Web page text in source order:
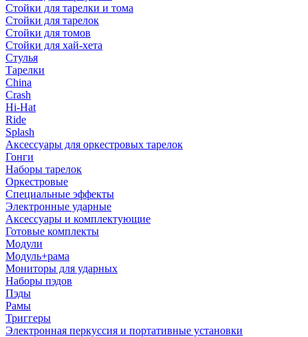
Стойки для тарелки и тома
Стойки для тарелок
Стойки для томов
Стойки для хай-хета
Стулья
Тарелки
China
Crash
Hi-Hat
Ride
Splash
Аксессуары для оркестровых тарелок
Гонги
Наборы тарелок
Оркестровые
Специальные эффекты
Электронные ударные
Аксессуары и комплектующие
Готовые комплекты
Модули
Модуль+рама
Мониторы для ударных
Наборы пэдов
Пэды
Рамы
Триггеры
Электронная перкуссия и портативные установки